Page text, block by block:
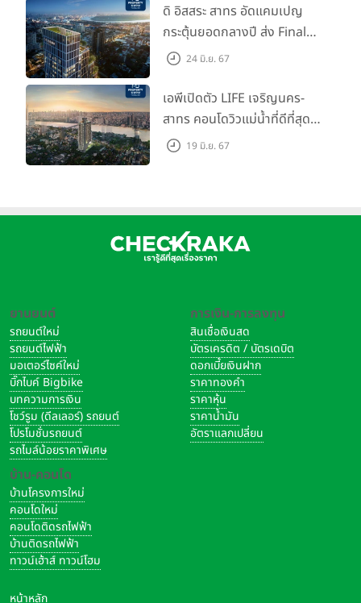
ดิ อิสสระ สาทร อัดแคมเปญ
กระตุ้นยอดกลางปี ส่ง Final
Call ห้องหลุดดาวน์ หั่นราคา
24 มิ.ย. 67
เอพีเปิดตัว LIFE เจริญนคร-
สาทร คอนโดวิวแม่น้ำที่ดีที่สุด
กับชีวิตที่เหนือกว่าในทุกมิติ
19 มิ.ย. 67
ยานยนต์
รถยนต์ใหม่
รถยนต์ไฟฟ้า
มอเตอร์ไซค์ใหม่
บิ๊กไบค์ Bigbike
บทความการเงิน
โชว์รูม (ดีลเลอร์) รถยนต์
โปรโมชั่นรถยนต์
รถไมล์น้อยราคาพิเศษ
บ้าน-คอนโด
บ้านโครงการใหม่
คอนโดใหม่
คอนโดติดรถไฟฟ้า
บ้านติดรถไฟฟ้า
ทาวน์เฮ้าส์ ทาวน์โฮม
การเงิน-การลงทุน
สินเชื่อเงินสด
บัตรเครดิต / บัตรเดบิต
ดอกเบี้ยเงินฝาก
ราคาทองคำ
ราคาหุ้น
ราคาน้ำมัน
อัตราแลกเปลี่ยน
หน้าหลัก